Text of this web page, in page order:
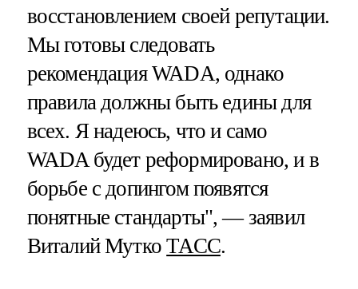
восстановлением своей репутации.
Мы готовы следовать
рекомендация WADA, однако
правила должны быть едины для
всех. Я надеюсь, что и само
WADA будет реформировано, и в
борьбе с допингом появятся
понятные стандарты", — заявил
Виталий МуткоТАСС.